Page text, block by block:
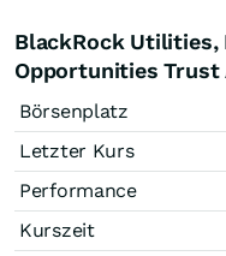
BlackRock
Opportunities
Börsenplatz
Letzter Kurs
Performance
Kurszeit